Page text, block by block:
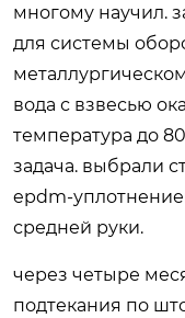
многому научил.
для системы
вода с взвесью
температура до
задача. выбрали
epdm-
средней руки.
через четыре
подтекания по